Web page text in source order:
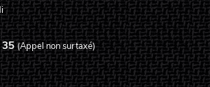
(Appel non surtaxé)